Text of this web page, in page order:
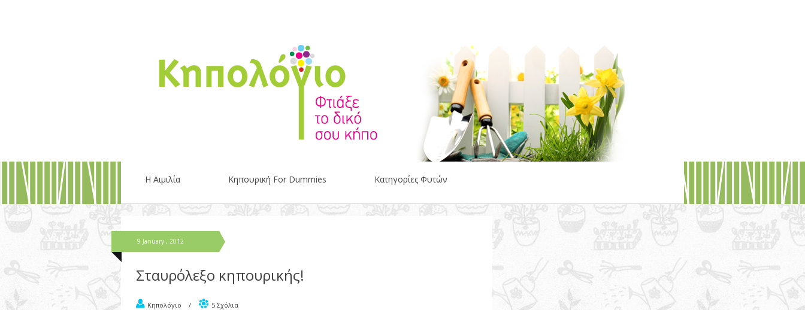
Η Αιμιλία Κηπουρική For Dummies Κατηγορίες Φυτών
9 January , 2012
Σταυρόλεξο κηπουρικής!
Κηπολόγιο / 5 Σχόλια